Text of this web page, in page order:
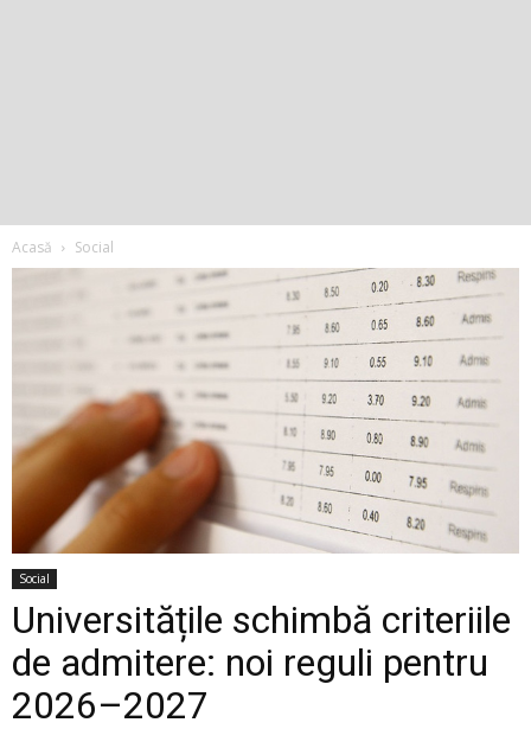
Acasă Social
Social
Universitățile schimbă criteriile
de admitere: noi reguli pentru
2026–2027